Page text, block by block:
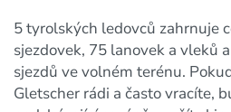
5 tyrolských ledovců zahrnuje
sjezdovek, 75 lanovek a vleků
sjezdů ve volném terénu.
Gletscher rádi a často vracíte,